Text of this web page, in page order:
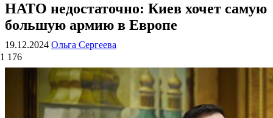
ВОЕННЫЕ СТРАНИЦЫ
СТАТЬИ ВОЕННОЙ ТЕМАТИКИ
НАТО недостаточно: Киев хочет самую
большую армию в Европе
19.12.2024 Ольга Сергеева
1 176